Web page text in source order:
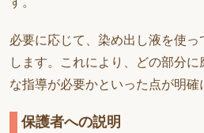
必要に応じて、染め出し液を使
します。これにより、どの部分
な指導が必要かといった点が明確
保護者への説明